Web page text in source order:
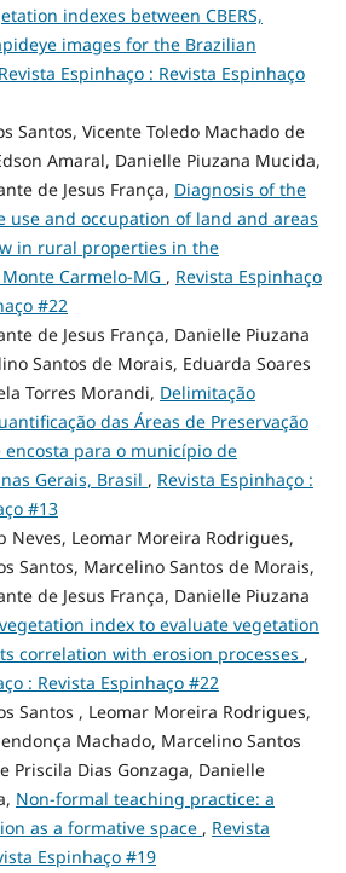
indexes between CBERS,
images for the Brazilian
Revista Espinhaço : Revista Espinhaço
Santos, Vicente Toledo Machado de
Amaral, Danielle Piuzana Mucida,
de Jesus França, Diagnosis of the
use and occupation of land and areas
in rural properties in the
Carmelo-MG , Revista Espinhaço
#22
de Jesus França, Danielle Piuzana
Santos de Morais, Eduarda Soares
Torres Morandi, Delimitação
das Áreas de Preservação
encosta para o município de
Gerais, Brasil , Revista Espinhaço :
#13
Neves, Leomar Moreira Rodrigues,
Santos, Marcelino Santos de Morais,
de Jesus França, Danielle Piuzana
index to evaluate vegetation
correlation with erosion processes ,
: Revista Espinhaço #22
Santos , Leomar Moreira Rodrigues,
Machado, Marcelino Santos
Priscila Dias Gonzaga, Danielle
Non-formal teaching practice: a
as a formative space , Revista
Espinhaço #19